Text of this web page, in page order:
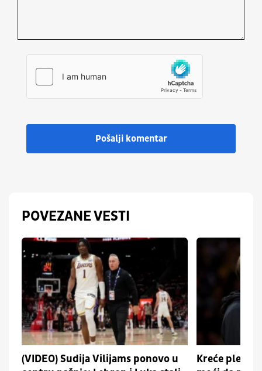
Pošalji komentar
POVEZANE VESTI
(VIDEO) Sudija Vilijams ponovo u
Kreće plej-